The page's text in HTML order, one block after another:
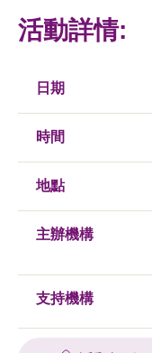
活動詳情:
日期
時間
地點
主辦機構
支持機構